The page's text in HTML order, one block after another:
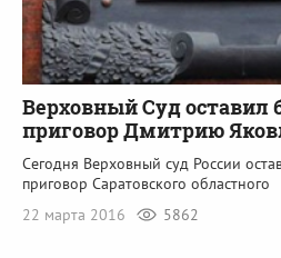
Верховный Суд оставил
приговор Дмитрию
Сегодня Верховный суд России
приговор Саратовского областного
22 марта 2016
5862